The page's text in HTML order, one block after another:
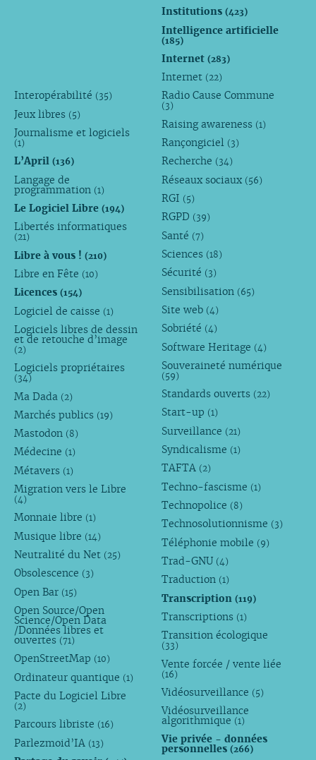
Institutions(423)
Intelligence artificielle
(185)
Internet(283)
Internet (22)
Interopérabilité (35)
Jeux libres (5)
Journalisme et logiciels
(1)
L’April (136)
Langage de
programmation (1)
Le Logiciel Libre (194)
Libertés informatiques
(21)
Libre à vous ! (210)
Libre en Fête (10)
Licences (154)
Logiciel de caisse (1)
Logiciels libres de dessin
et de retouche d’image
(2)
Logiciels propriétaires
(34)
Ma Dada (2)
Marchés publics (19)
Mastodon (8)
Médecine (1)
Métavers (1)
Migration vers le Libre
(4)
Monnaie libre (1)
Musique libre (14)
Neutralité du Net (25)
Obsolescence (3)
Open Bar (15)
Open Source/Open
Science/Open Data
/Données libres et
ouvertes (71)
OpenStreetMap (10)
Ordinateur quantique (1)
Pacte du Logiciel Libre
(2)
Parcours libriste (16)
Parlezmoid’IA (13)
Radio Cause Commune
(3)
Raising awareness (1)
Rançongiciel (3)
Recherche (34)
Réseaux sociaux (56)
RGI (5)
RGPD (39)
Santé (7)
Sciences (18)
Sécurité (3)
Sensibilisation (65)
Site web (4)
Sobriété (4)
Software Heritage (4)
Souveraineté numérique
(59)
Standards ouverts (22)
Start-up (1)
Surveillance (21)
Syndicalisme (1)
TAFTA (2)
Techno-fascisme (1)
Technopolice (8)
Technosolutionnisme (3)
Téléphonie mobile (9)
Trad-GNU (4)
Traduction (1)
Transcription(119)
Transcriptions (1)
Transition écologique
(33)
Vente forcée / vente liée
(16)
Vidéosurveillance (5)
Vidéosurveillance
algorithmique (1)
Vie privée - données
personnelles(266)